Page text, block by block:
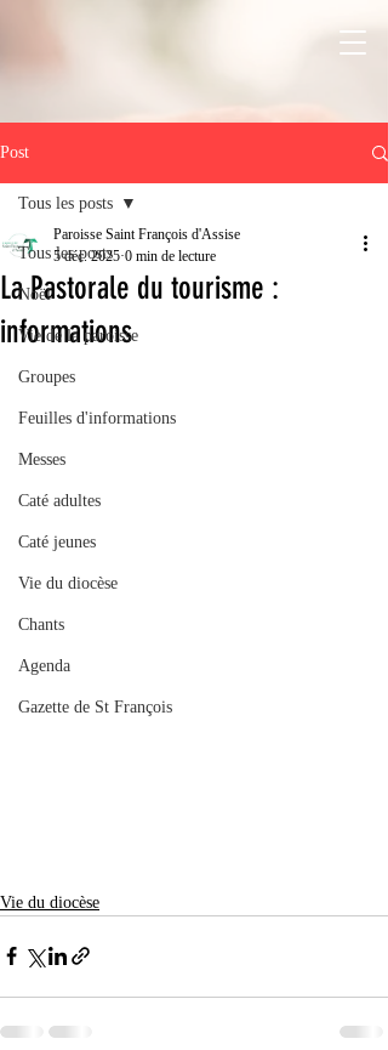
Post
Tous les posts
Noël
Vie de la paroisse
Groupes
Feuilles d'informations
Messes
Caté adultes
Caté jeunes
Vie du diocèse
Chants
Agenda
Gazette de St François
Tous les posts
La Pastorale du tourisme :
informations
Paroisse Saint François d'Assise
5 déc. 2025 0 min de lecture
Vie du diocèse